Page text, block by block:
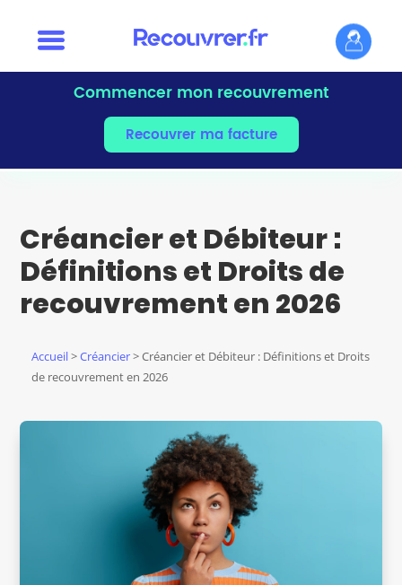
Commencer mon recouvrement
Recouvrer ma facture
Créancier et Débiteur :
Définitions et Droits de
recouvrement en 2026
Accueil>Créancier> Créancier et Débiteur : Définitions et Droits
de recouvrement en 2026